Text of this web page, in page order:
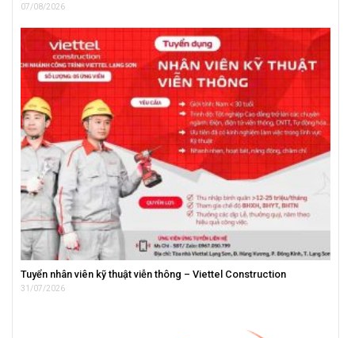
07/08/2026
Tuyển nhân viên kỹ thuật viễn thông – Viettel Construction
31/07/2026